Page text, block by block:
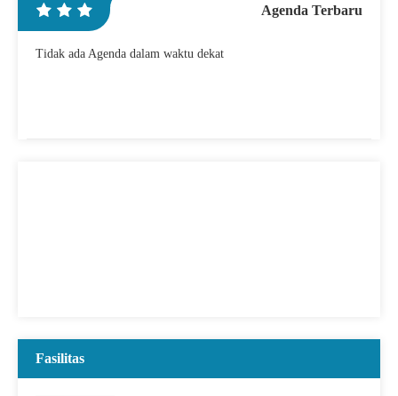
Agenda Terbaru
Tidak ada Agenda dalam waktu dekat
Fasilitas